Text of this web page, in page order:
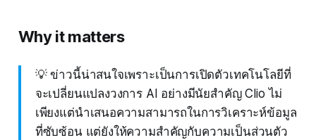
Why it matters
💡 ข่าวนี้น่าสนใจเพราะเป็นการเปิดตัวเทคโนโลยีที่
จะเปลี่ยนแปลงวงการ AI อย่างมีนัยสำคัญ Clio ไม่
เพียงแต่นำเสนอความสามารถในการวิเคราะห์ข้อมูล
ที่ซับซ้อน แต่ยังให้ความสำคัญกับความเป็นส่วนตัว